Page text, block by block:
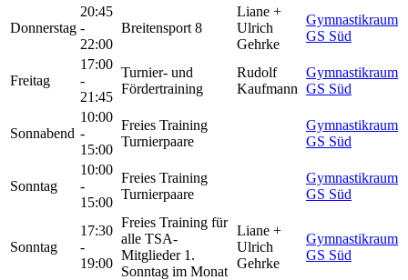
Donnerstag
20:45
-
22:00
Breitensport 8
Liane +
Ulrich
Gehrke
Gymnastikraum
GS Süd
Freitag
17:00
-
21:45
Turnier- und
Fördertraining
Rudolf
Kaufmann
Gymnastikraum
GS Süd
Sonnabend
10:00
-
15:00
Freies Training
Turnierpaare
Gymnastikraum
GS Süd
Sonntag
10:00
-
15:00
Freies Training
Turnierpaare
Gymnastikraum
GS Süd
Sonntag
17:30
-
19:00
Freies Training für
alle TSA-
Mitglieder 1.
Sonntag im Monat
Liane +
Ulrich
Gehrke
Gymnastikraum
GS Süd